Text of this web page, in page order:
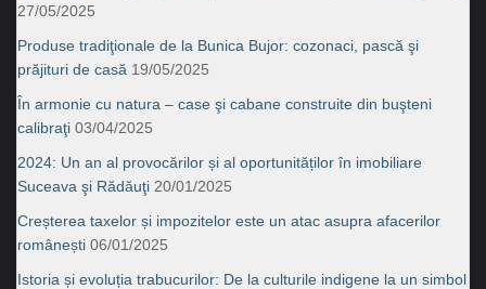
27/05/2025
Produse tradiţionale de la Bunica Bujor: cozonaci, pască şi
prăjituri de casă 19/05/2025
În armonie cu natura – case şi cabane construite din buşteni
calibraţi 03/04/2025
2024: Un an al provocărilor și al oportunităților în imobiliare
Suceava şi Rădăuţi 20/01/2025
Creșterea taxelor și impozitelor este un atac asupra afacerilor
românești 06/01/2025
Istoria și evoluția trabucurilor: De la culturile indigene la un simbol